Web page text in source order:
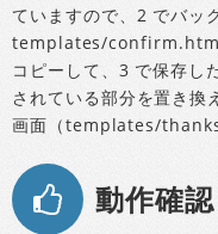
ていますので、2 でバッ
templates/confirm.html
コピーして、3 で保存し
されている部分を置き換
画面（templates/
動作確認